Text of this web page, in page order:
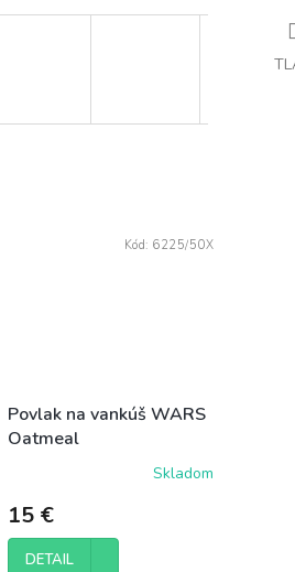
Povlak na vankúš WARS
Oatmeal
Skladom
15 €
DETAIL
Kód: 6225/50X